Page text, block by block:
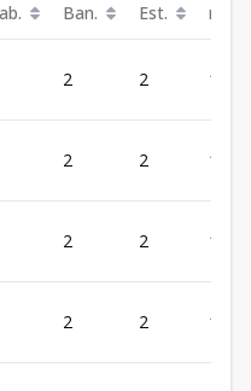
Ban. Est. m²
2 2 115
2 2 115
2 2 115
2 2 115